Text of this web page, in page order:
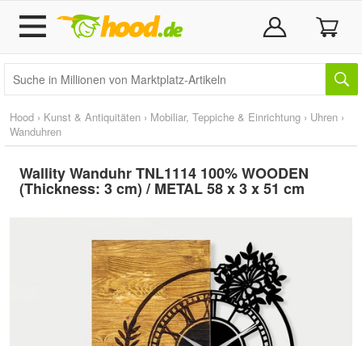
Hood › Kunst & Antiquitäten › Mobiliar, Teppiche & Einrichtung › Uhren ›
Wanduhren
Wallity Wanduhr TNL1114 100% WOODEN
(Thickness: 3 cm) / METAL 58 x 3 x 51 cm